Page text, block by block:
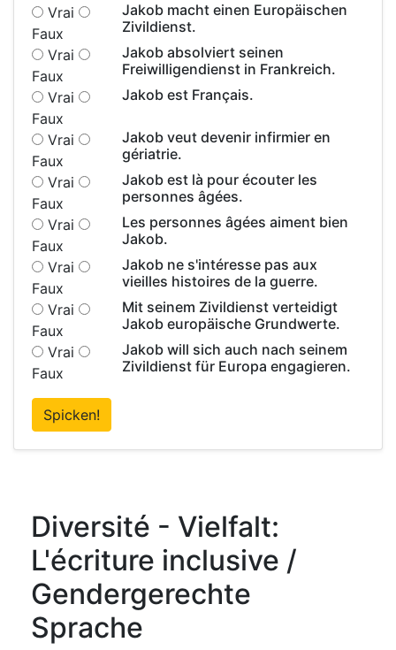
Vrai
Faux
Jakob macht einen Europäischen
Zivildienst.
Vrai
Faux
Jakob absolviert seinen
Freiwilligendienst in Frankreich.
Vrai
Faux
Jakob est Français.
Vrai
Faux
Jakob veut devenir infirmier en
gériatrie.
Vrai
Faux
Jakob est là pour écouter les
personnes âgées.
Vrai
Faux
Les personnes âgées aiment bien
Jakob.
Vrai
Faux
Jakob ne s'intéresse pas aux
vieilles histoires de la guerre.
Vrai
Faux
Mit seinem Zivildienst verteidigt
Jakob europäische Grundwerte.
Vrai
Faux
Jakob will sich auch nach seinem
Zivildienst für Europa engagieren.
Spicken!
Diversité - Vielfalt:
L'écriture inclusive /
Gendergerechte
Sprache